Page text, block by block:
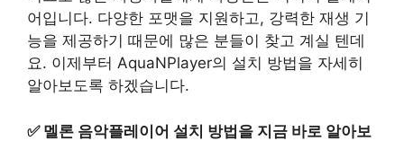
어입니다. 다양한 포맷을 지원하고, 강력한 재생 기
능을 제공하기 때문에 많은 분들이 찾고 계실 텐데
요. 이제부터 AquaNPlayer의 설치 방법을 자세히
알아보도록 하겠습니다.
✅ 멜론 음악플레이어 설치 방법을 지금 바로 알아보